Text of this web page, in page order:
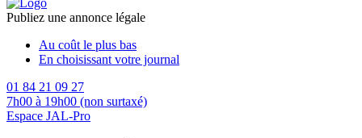
Publiez une annonce légale
Au coût le plus bas
En choisissant votre journal
01 84 21 09 27
7h00 à 19h00 (non surtaxé)
Espace JAL-Pro